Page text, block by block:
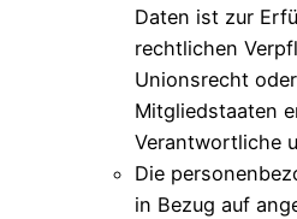
Daten ist zur
rechtlichen
Unionsrecht
Mitgliedstaaten
Verantwortliche
Die
in Bezug auf